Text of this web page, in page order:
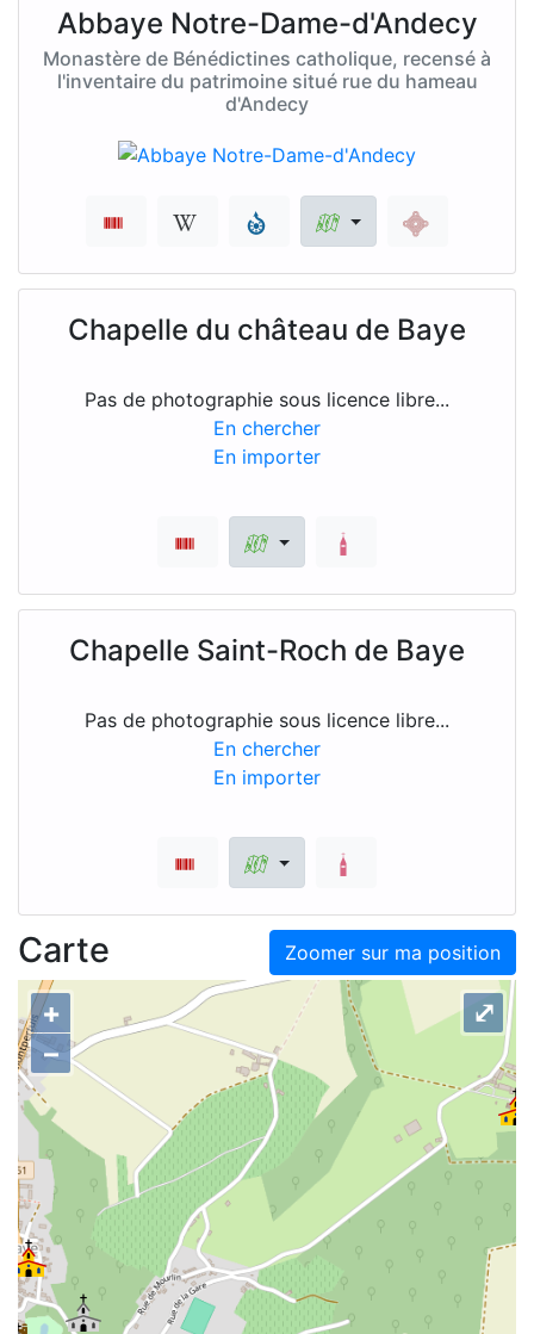
Abbaye Notre-Dame-d'Andecy
Monastère de Bénédictines catholique, recensé à
l'inventaire du patrimoine situé rue du hameau
d'Andecy
Chapelle du château de Baye
Pas de photographie sous licence libre...
En chercher
En importer
Chapelle Saint-Roch de Baye
Pas de photographie sous licence libre...
En chercher
En importer
Zoomer sur ma position
Carte
+
–
⤢